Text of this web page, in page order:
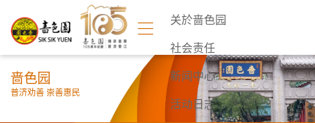
关於啬色园
社会责任
新闻中心
活动日志
啬色园
普济劝善 崇善惠民